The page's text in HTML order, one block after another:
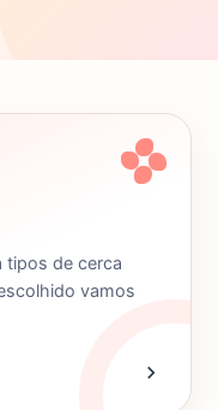
tipos de cerca
vamos